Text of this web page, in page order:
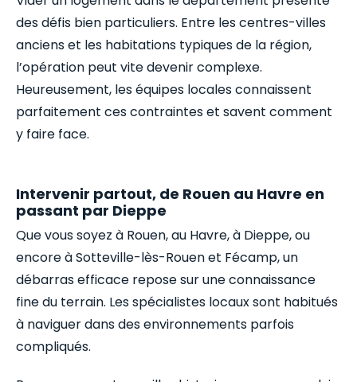
des défis bien particuliers. Entre les centres-villes
anciens et les habitations typiques de la région,
l’opération peut vite devenir complexe.
Heureusement, les équipes locales connaissent
parfaitement ces contraintes et savent comment
y faire face.
Intervenir partout, de Rouen au Havre en
passant par Dieppe
Que vous soyez à Rouen, au Havre, à Dieppe, ou
encore à Sotteville-lès-Rouen et Fécamp, un
débarras efficace repose sur une connaissance
fine du terrain. Les spécialistes locaux sont habitués
à naviguer dans des environnements parfois
compliqués.